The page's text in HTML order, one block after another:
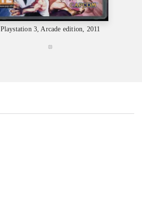
Playstation 3, Arcade edition, 2011